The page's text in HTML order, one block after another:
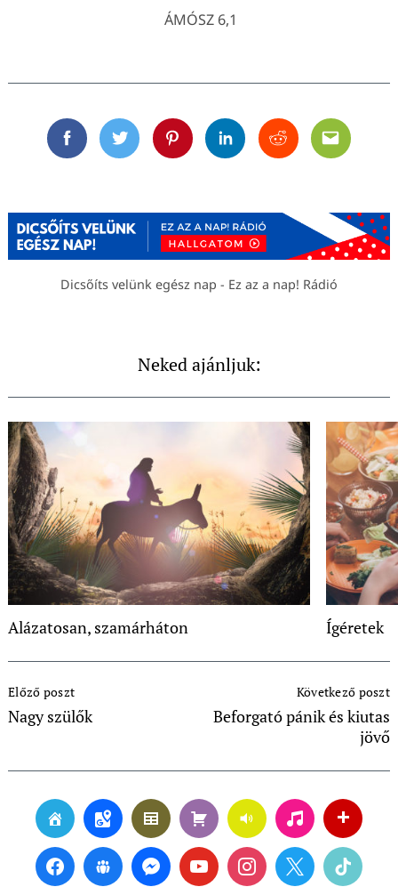
ÁMÓSZ 6,1
FacebookTwitterPinterestLinkedinRedditEmail
Dicsőíts velünk egész nap - Ez az a nap! Rádió
Neked ajánljuk:
Alázatosan, szamárháton Ígéretek
Navigation
Előző poszt
Nagy szülők
Következő poszt
Beforgató pánik és kiutas
jövő